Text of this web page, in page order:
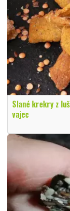
Slané krekry z
vajec